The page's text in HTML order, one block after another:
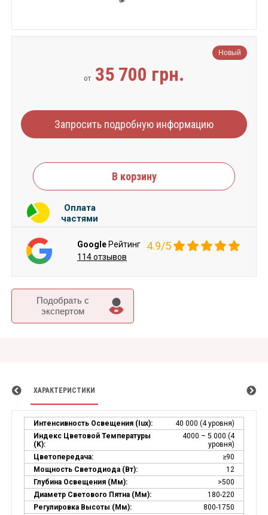
Подобрать c
экспертом
Новый
от 35 700 грн.
Запросить подробную информацию
В корзину
Оплата
частями
Google Рейтинг 4.9/5
114 отзывов
ХАРАКТЕРИСТИКИ
Интенсивность Освещения (Iux):
40 000 (4 уровня)
Индекс Цветовой Температуры
(k):
4000 – 5 000 (4
уровня)
Цветопередача:
≥90
Мощность Светодиода (Вт):
12
Глубина Освещения (мм):
>500
Диаметр Светового Пятна (мм):
180-220
Регулировка Высоты (мм):
800-1750